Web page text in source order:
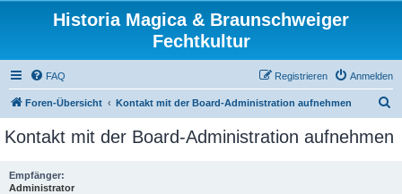
Historia Magica & Braunschweiger
Fechtkultur
FAQ Anmelden
Registrieren
Foren-Übersicht Kontakt mit der Board-Administration aufnehmen
c
Kontakt mit der Board-Administration aufnehmen
Empfänger:
Administrator